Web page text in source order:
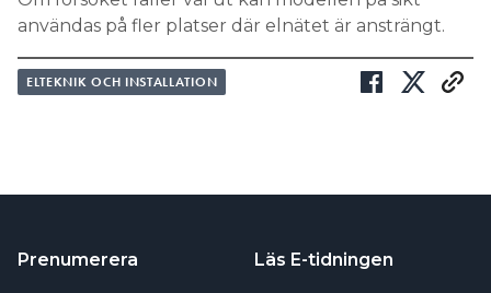
användas på fler platser där elnätet är ansträngt.
ELTEKNIK OCH INSTALLATION
Prenumerera Läs E-tidningen